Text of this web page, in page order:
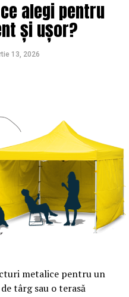
alegi pentru
și ușor?
13, 2026
metalice pentru un
târg sau o terasă